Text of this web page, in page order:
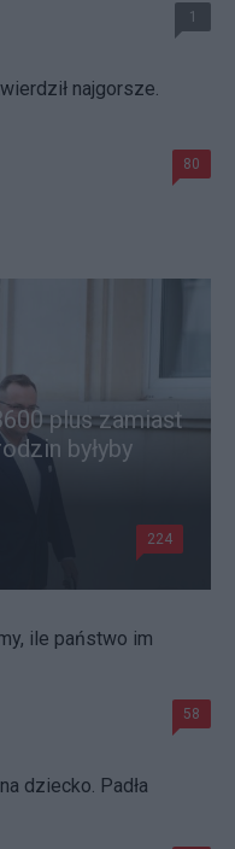
1
najgorsze.
80
plus zamiast
byłyby
224
ile państwo im
58
dziecko. Padła